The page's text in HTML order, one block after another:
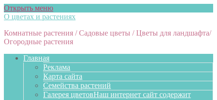
Открыть меню
О цветах и растениях
Комнатные растения / Садовые цветы / Цветы для ландшафта/
Огородные растения
Главная
Реклама
Карта сайта
Семейства растений
Галерея цветовНаш интернет сайт содержит